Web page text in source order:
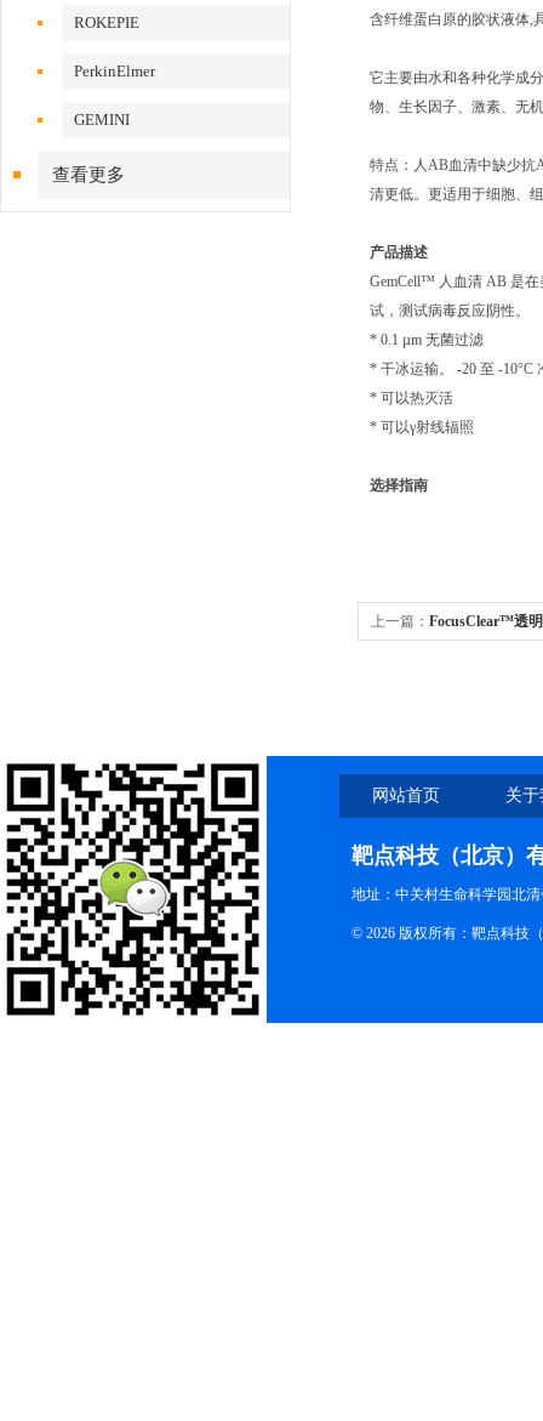
ROKEPIE
PerkinElmer
GEMINI
查看更多
含纤维蛋白原的胶状液体,
它主要由水和各种化学成
物、生长因子、激素、无
特点：人AB血清中缺少抗
清更低。更适用于细胞、
产品描述
GemCell™ 人血清 AB 是
试，测试病毒反应阴性。
* 0.1 µm 无菌过滤
* 干冰运输。 -20 至 -10°C
* 可以热灭活
* 可以γ射线辐照
选择指南
上一篇： FocusClear™透
网站首页 关
靶点科技（北京）
地址：中关村生命科学园北
© 2026 版权所有：靶点科技